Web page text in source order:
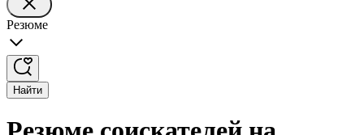
Резюме
Найти